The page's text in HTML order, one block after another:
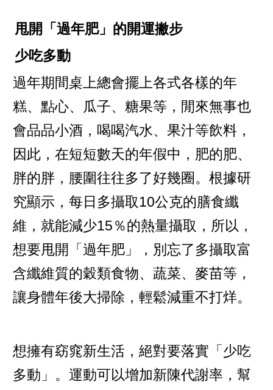
甩開「過年肥」的開運撇步
少吃多動
過年期間桌上總會擺上各式各樣的年
糕、點心、瓜子、糖果等，閒來無事也
會品品小酒，喝喝汽水、果汁等飲料，
因此，在短短數天的年假中，肥的肥、
胖的胖，腰圍往往多了好幾圈。根據研
究顯示，每日多攝取10公克的膳食纖
維，就能減少15％的熱量攝取，所以，
想要甩開「過年肥」，別忘了多攝取富
含纖維質的穀類食物、蔬菜、麥苗等，
讓身體年後大掃除，輕鬆減重不打烊。
想擁有窈窕新生活，絕對要落實「少吃
多動」。運動可以增加新陳代謝率，幫